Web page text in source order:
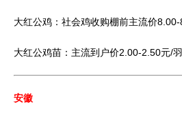
大红公鸡：社会鸡收购棚前主流价
大红公鸡苗：主流到户价2.00-2.50元/羽
安徽